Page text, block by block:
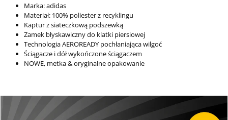
Marka: adidas
Materiał: 100% poliester z recyklingu
Kaptur z siateczkową podszewką
Zamek błyskawiczny do klatki piersiowej
Technologia AEROREADY pochłaniająca wilgoć
Ściągacze i dół wykończone ściągaczem
NOWE, metka & oryginalne opakowanie